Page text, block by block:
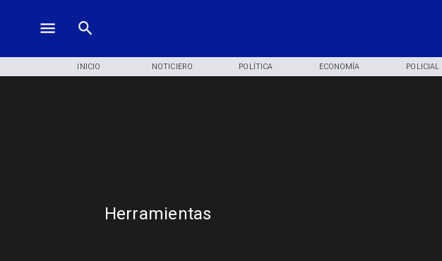
INICIO NOTICIERO POLÍTICA ECONOMÍA POLICIAL
Herramientas